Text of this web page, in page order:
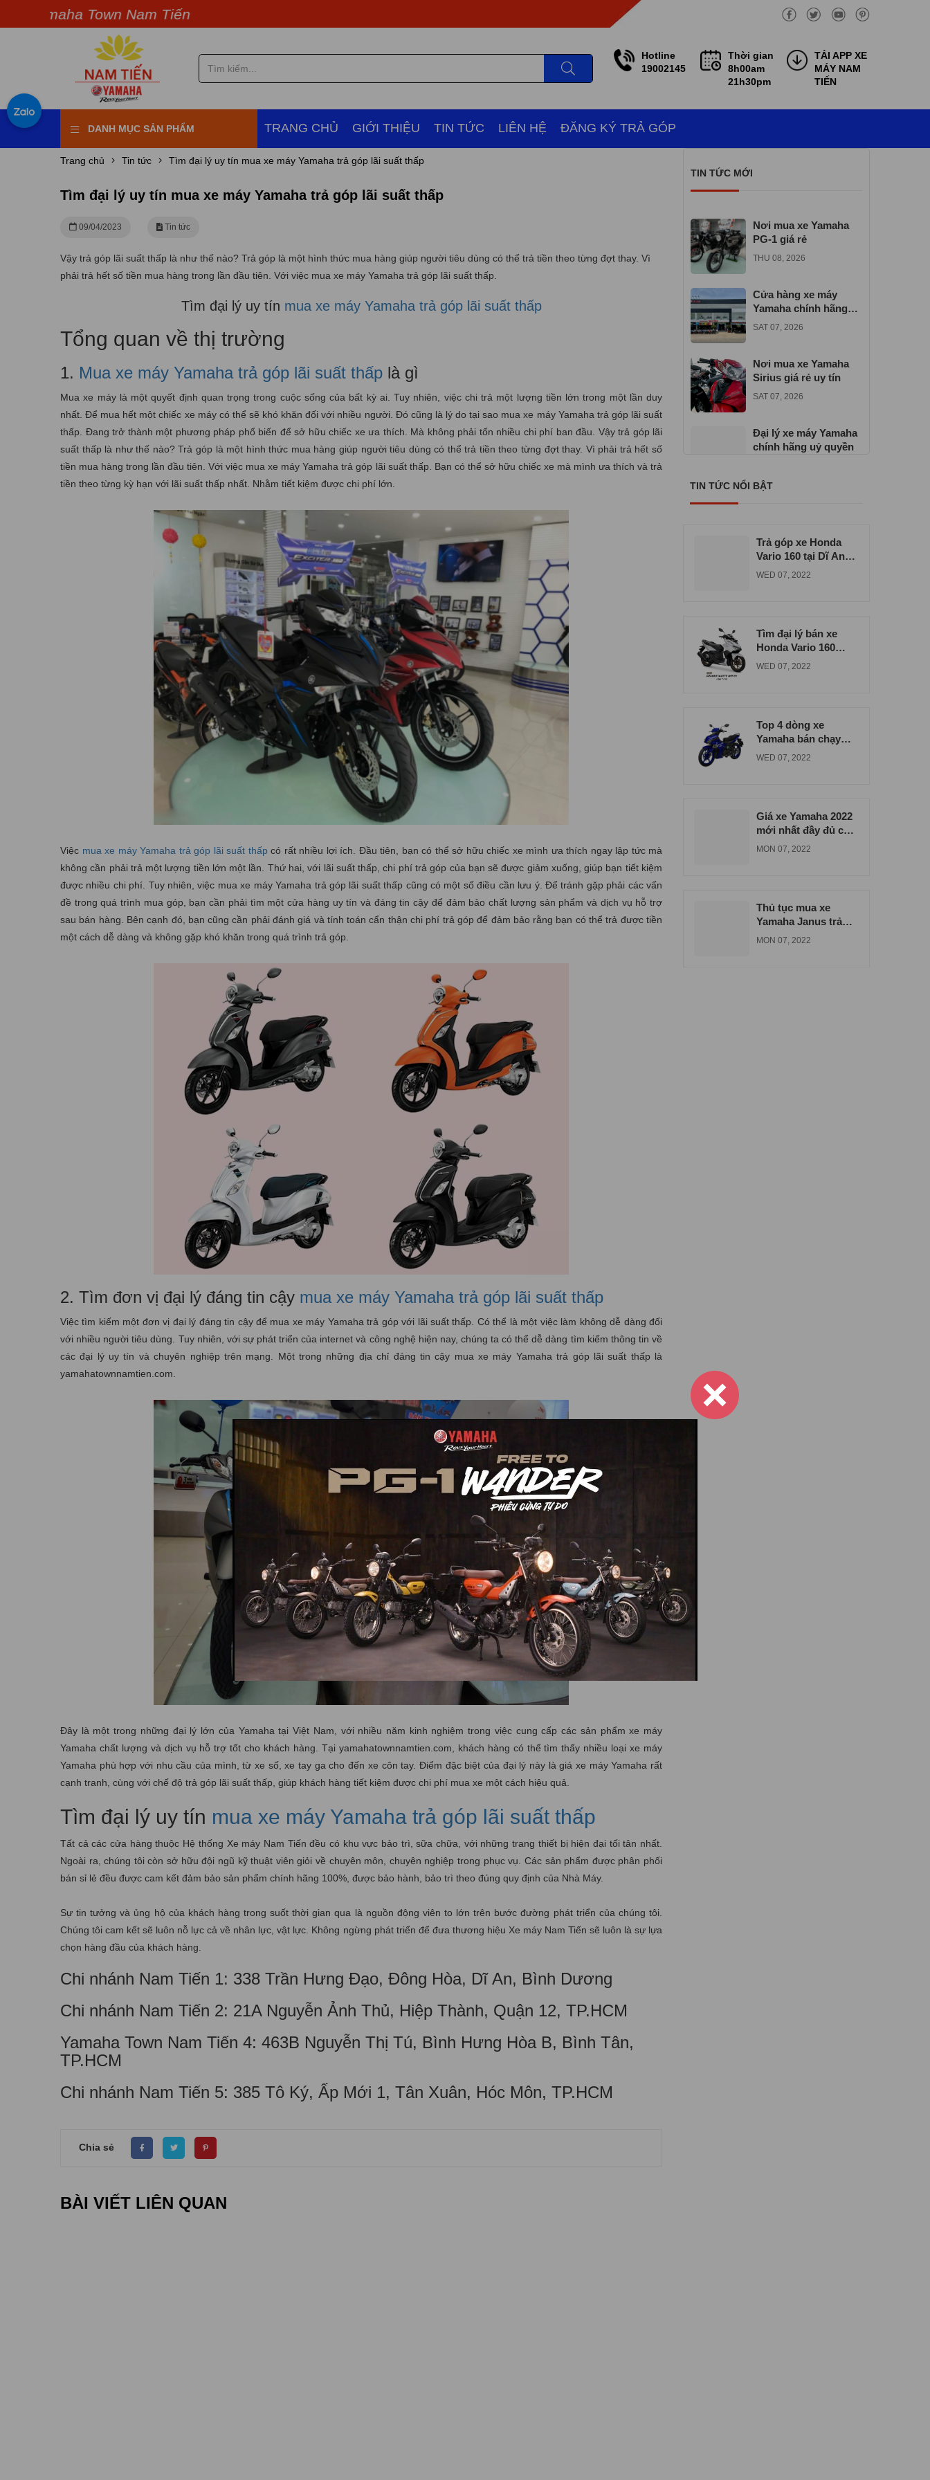
Town Nam Tiến
Hotline
19002145
Thời gian
8h00am
21h30pm
TẢI APP XE
MÁY NAM
TIẾN
DANH MỤC SẢN PHẨM TRANG CHỦ GIỚI THIỆU TIN TỨC LIÊN HỆ ĐĂNG KÝ TRẢ GÓP
Trang chủ Tin tức Tìm đại lý uy tín mua xe máy Yamaha trả góp lãi suất thấp
Tìm đại lý uy tín mua xe máy Yamaha trả góp lãi suất thấp
09/04/2023 Tin tức
Vậy trả góp lãi suất thấp là như thế nào? Trả góp là một hình thức mua hàng giúp người tiêu dùng có thể trả tiền theo từng đợt thay. Vì
phải trả hết số tiền mua hàng trong lần đầu tiên. Với việc mua xe máy Yamaha trả góp lãi suất thấp.
Tìm đại lý uy tín mua xe máy Yamaha trả góp lãi suất thấp
Tổng quan về thị trường
1. Mua xe máy Yamaha trả góp lãi suất thấp là gì
Mua xe máy là một quyết định quan trọng trong cuộc sống của bất kỳ ai. Tuy nhiên, việc chi trả một lượng tiền lớn trong một lần duy
nhất. Để mua hết một chiếc xe máy có thể sẽ khó khăn đối với nhiều người. Đó cũng là lý do tại sao mua xe máy Yamaha trả góp lãi suất
thấp. Đang trở thành một phương pháp phổ biến để sở hữu chiếc xe ưa thích. Mà không phải tốn nhiều chi phí ban đầu. Vậy trả góp lãi
suất thấp là như thế nào? Trả góp là một hình thức mua hàng giúp người tiêu dùng có thể trả tiền theo từng đợt thay. Vì phải trả hết số
tiền mua hàng trong lần đầu tiên. Với việc mua xe máy Yamaha trả góp lãi suất thấp. Bạn có thể sở hữu chiếc xe mà mình ưa thích và trả
tiền theo từng kỳ hạn với lãi suất thấp nhất. Nhằm tiết kiệm được chi phí lớn.
Việc mua xe máy Yamaha trả góp lãi suất thấp có rất nhiều lợi ích. Đầu tiên, bạn có thể sở hữu chiếc xe mình ưa thích ngay lập tức mà
không cần phải trả một lượng tiền lớn một lần. Thứ hai, với lãi suất thấp, chi phí trả góp của bạn sẽ được giảm xuống, giúp bạn tiết kiệm
được nhiều chi phí. Tuy nhiên, việc mua xe máy Yamaha trả góp lãi suất thấp cũng có một số điều cần lưu ý. Để tránh gặp phải các vấn
đề trong quá trình mua góp, bạn cần phải tìm một cửa hàng uy tín và đáng tin cậy để đảm bảo chất lượng sản phẩm và dịch vụ hỗ trợ
sau bán hàng. Bên cạnh đó, bạn cũng cần phải đánh giá và tính toán cẩn thận chi phí trả góp để đảm bảo rằng bạn có thể trả được tiền
một cách dễ dàng và không gặp khó khăn trong quá trình trả góp.
2. Tìm đơn vị đại lý đáng tin cậy mua xe máy Yamaha trả góp lãi suất thấp
Việc tìm kiếm một đơn vị đại lý đáng tin cậy để mua xe máy Yamaha trả góp với lãi suất thấp. Có thể là một việc làm không dễ dàng đối
với nhiều người tiêu dùng. Tuy nhiên, với sự phát triển của internet và công nghệ hiện nay, chúng ta có thể dễ dàng tìm kiếm thông tin về
các đại lý uy tín và chuyên nghiệp trên mạng. Một trong những địa chỉ đáng tin cậy mua xe máy Yamaha trả góp lãi suất thấp là
yamahatownnamtien.com.
Đây là một trong những đại lý lớn của Yamaha tại Việt Nam, với nhiều năm kinh nghiệm trong việc cung cấp các sản phẩm xe máy
Yamaha chất lượng và dịch vụ hỗ trợ tốt cho khách hàng. Tại yamahatownnamtien.com, khách hàng có thể tìm thấy nhiều loại xe máy
Yamaha phù hợp với nhu cầu của mình, từ xe số, xe tay ga cho đến xe côn tay. Điểm đặc biệt của đại lý này là giá xe máy Yamaha rất
cạnh tranh, cùng với chế độ trả góp lãi suất thấp, giúp khách hàng tiết kiệm được chi phí mua xe một cách hiệu quả.
Tìm đại lý uy tín mua xe máy Yamaha trả góp lãi suất thấp
Tất cả các cửa hàng thuộc Hệ thống Xe máy Nam Tiến đều có khu vực bảo trì, sữa chữa, với những trang thiết bị hiện đại tối tân nhất.
Ngoài ra, chúng tôi còn sở hữu đội ngũ kỹ thuật viên giỏi về chuyên môn, chuyên nghiệp trong phục vụ. Các sản phẩm được phân phối
bán sỉ lẻ đều được cam kết đảm bảo sản phẩm chính hãng 100%, được bảo hành, bảo trì theo đúng quy định của Nhà Máy.
Sự tin tưởng và ủng hộ của khách hàng trong suốt thời gian qua là nguồn động viên to lớn trên bước đường phát triển của chúng tôi.
Chúng tôi cam kết sẽ luôn nỗ lực cả về nhân lực, vật lực. Không ngừng phát triển để đưa thương hiệu Xe máy Nam Tiến sẽ luôn là sự lựa
chọn hàng đầu của khách hàng.
Chi nhánh Nam Tiến 1: 338 Trần Hưng Đạo, Đông Hòa, Dĩ An, Bình Dương
Chi nhánh Nam Tiến 2: 21A Nguyễn Ảnh Thủ, Hiệp Thành, Quận 12, TP.HCM
Yamaha Town Nam Tiến 4: 463B Nguyễn Thị Tú, Bình Hưng Hòa B, Bình Tân,
TP.HCM
Chi nhánh Nam Tiến 5: 385 Tô Ký, Ấp Mới 1, Tân Xuân, Hóc Môn, TP.HCM
Chia sẻ
BÀI VIẾT LIÊN QUAN
TIN TỨC MỚI
Nơi mua xe Yamaha
PG-1 giá rẻ
THU 08, 2026
Cửa hàng xe máy
Yamaha chính hãng
gần đây
SAT 07, 2026
Nơi mua xe Yamaha
Sirius giá rẻ uy tín
SAT 07, 2026
Đại lý xe máy Yamaha
chính hãng uỷ quyền
TIN TỨC NỔI BẬT
Trả góp xe Honda
Vario 160 tại Dĩ An
uy tín chất lượng
WED 07, 2022
Tìm đại lý bán xe
Honda Vario 160
đúng giá tại Bình
WED 07, 2022
Top 4 dòng xe
Yamaha bán chạy
nhất tại xe máy Nam
WED 07, 2022
Giá xe Yamaha 2022
mới nhất đầy đủ các
dòng xe
MON 07, 2022
Thủ tục mua xe
Yamaha Janus trả
góp tại Biên Hòa
MON 07, 2022